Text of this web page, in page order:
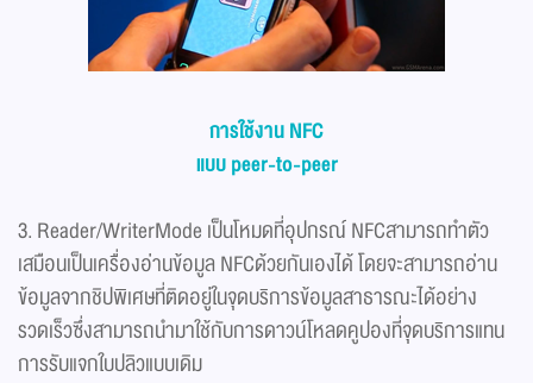
การใช้งาน NFC
แบบ peer-to-peer
3. Reader/WriterMode เป็นโหมดที่อุปกรณ์ NFCสามารถทำตัว
เสมือนเป็นเครื่องอ่านข้อมูล NFCด้วยกันเองได้ โดยจะสามารถอ่าน
ข้อมูลจากชิปพิเศษที่ติดอยู่ในจุดบริการข้อมูลสาธารณะได้อย่าง
รวดเร็วซึ่งสามารถนำมาใช้กับการดาวน์โหลดคูปองที่จุดบริการแทน
การรับแจกใบปลิวแบบเดิม